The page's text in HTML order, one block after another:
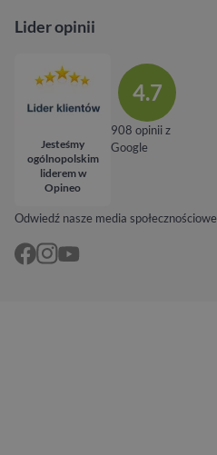
Odwiedź nasze media społecznościowe
Lider opinii
Jesteśmy
ogólnopolskim
liderem w
Opineo
4.7
908 opinii z
Google